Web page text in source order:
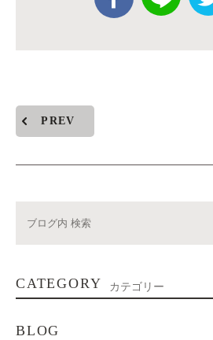
PREV
CATEGORY カテゴリー
BLOG